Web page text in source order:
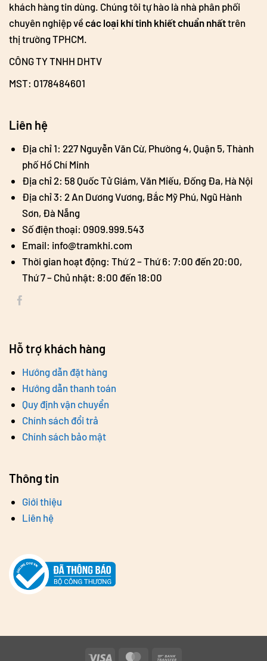
khách hàng tin dùng. Chúng tôi tự hào là nhà phân phối
chuyên nghiệp vềcác loại khí tinh khiết chuẩn nhấttrên
thị trường TPHCM.
CÔNG TY TNHH DHTV
MST: 0178484601
Liên hệ
Địa chỉ 1: 227 Nguyễn Văn Cừ, Phường 4, Quận 5, Thành
phố Hồ Chí Minh
Địa chỉ 2: 58 Quốc Tử Giám, Văn Miếu, Đống Đa, Hà Nội
Địa chỉ 3: 2 An Dương Vương, Bắc Mỹ Phú, Ngũ Hành
Sơn, Đà Nẵng
Số điện thoại: 0909.999.543
Email: info@tramkhi.com
Thời gian hoạt động: Thứ 2 – Thứ 6: 7:00 đến 20:00,
Thứ 7 – Chủ nhật: 8:00 đến 18:00
Hỗ trợ khách hàng
Hướng dẫn đặt hàng
Hướng dẫn thanh toán
Quy định vận chuyển
Chính sách đổi trả
Chính sách bảo mật
Thông tin
Giới thiệu
Liên hệ
Visa MasterCard